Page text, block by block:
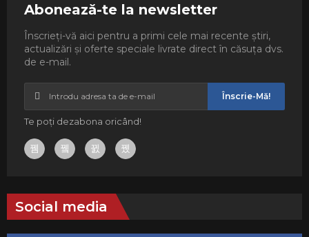
Abonează-te la newsletter
Înscrieți-vă aici pentru a primi cele mai recente știri,
actualizări și oferte speciale livrate direct în căsuța dvs.
de e-mail.
Înscrie-Mă!
Te poți dezabona oricând!
Social media